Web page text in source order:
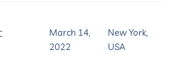
March 14,
2022
New York,
USA